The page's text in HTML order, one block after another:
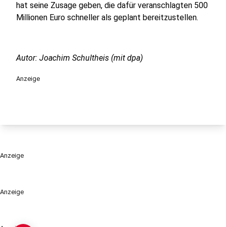
Anzeige
hat seine Zusage geben, die dafür veranschlagten 500
Millionen Euro schneller als geplant bereitzustellen.
Autor: Joachim Schultheis (mit dpa)
Anzeige
Anzeige